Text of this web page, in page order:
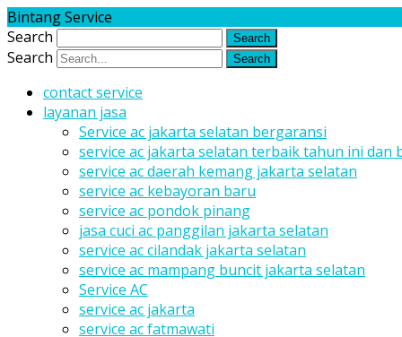
Bintang Service
Search
Search
contact service
layanan jasa
Service ac jakarta selatan bergaransi
service ac jakarta selatan terbaik tahun ini dan
service ac daerah kemang jakarta selatan
service ac kebayoran baru
service ac pondok pinang
jasa cuci ac panggilan jakarta selatan
service ac cilandak jakarta selatan
service ac mampang buncit jakarta selatan
Service AC
service ac jakarta
service ac fatmawati